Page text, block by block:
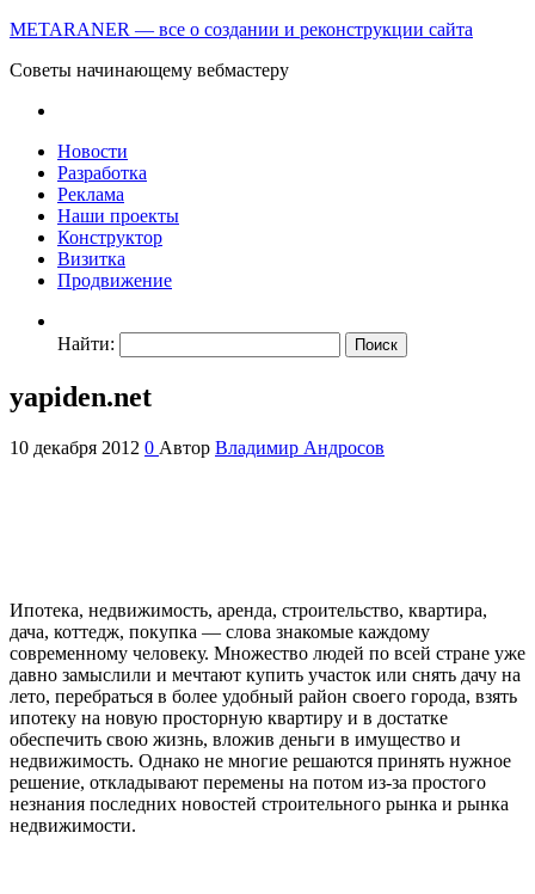
METARANER — все о создании и реконструкции сайта
Советы начинающему вебмастеру
Новости
Разработка
Реклама
Наши проекты
Конструктор
Визитка
Продвижение
Найти:
yapiden.net
10 декабря 2012 0 Автор Владимир Андросов
Ипотека, недвижимость, аренда, строительство, квартира,
дача, коттедж, покупка — слова знакомые каждому
современному человеку. Множество людей по всей стране уже
давно замыслили и мечтают купить участок или снять дачу на
лето, перебраться в более удобный район своего города, взять
ипотеку на новую просторную квартиру и в достатке
обеспечить свою жизнь, вложив деньги в имущество и
недвижимость. Однако не многие решаются принять нужное
решение, откладывают перемены на потом из-за простого
незнания последних новостей строительного рынка и рынка
недвижимости.